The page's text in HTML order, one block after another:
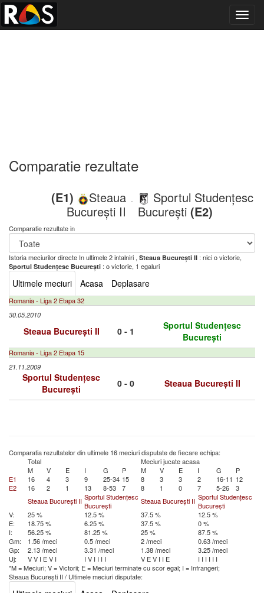
Comparatie rezultate
(E1)
Steaua
București II
-
Sportul Studențesc
București (E2)
Comparatie rezultate in
Istoria meciurilor directe In ultimele 2 intalniri , Steaua București II : nici o victorie,
Sportul Studențesc București : o victorie, 1 egaluri
Ultimele meciuri Acasa Deplasare
Romania - Liga 2 Etapa 32
30.05.2010
Steaua București II 0 - 1
Sportul Studențesc
București
Romania - Liga 2 Etapa 15
21.11.2009
Sportul Studențesc
București
0 - 0 Steaua București II
Comparatia rezultatelor din ultimele 16 meciuri disputate de fiecare echipa:
Total
Meciuri jucate acasa
M
V E I G P M V E I G
P
E1
16 4 3 9 25-34 15 8 3 3 2 16-11 12
E2
16 2 1 13 8-53 7 8 1 0 7 5-26
3
Steaua București II Sportul Studențesc
București
Steaua București II Sportul Studențesc
București
V:
25 % 12.5 % 37.5 %
12.5 %
E:
18.75 % 6.25 % 37.5 %
0 %
I:
56.25 % 81.25 % 25 %
87.5 %
Gm:
1.56 /meci 0.5 /meci 2 /meci
0.63 /meci
Gp:
2.13 /meci 3.31 /meci 1.38 /meci
3.25 /meci
Uj:
VV I EV I I V I I I I V EV I I E I I I I I I
*M = Meciuri; V = Victorii; E = Meciuri terminate cu scor egal; I = Infrangeri;
Steaua București II / Ultimele meciuri disputate: